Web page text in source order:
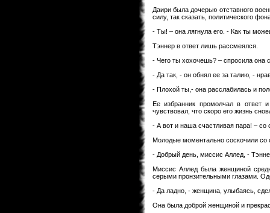
Даири была дочерью отставного
силу, так сказать, политического
- Ты! – она лягнула его. - Как ты
Тэннер в ответ лишь рассмеялся.
- Чего ты хохочешь? – спросила
- Да так, - он обнял ее за талию, -
- Плохой ты,- она расслабилась и
Ее избранник промолчал в ответ
чувствовал, что скоро его жизнь
- А вот и наша счастливая пара! –
Молодые моментально соскочили со
- Добрый день, миссис Аллед, -
Миссис Аллед была женщиной
серыми пронзительными глазами.
- Да ладно, - женщина, улыбаясь,
Она была доброй женщиной и